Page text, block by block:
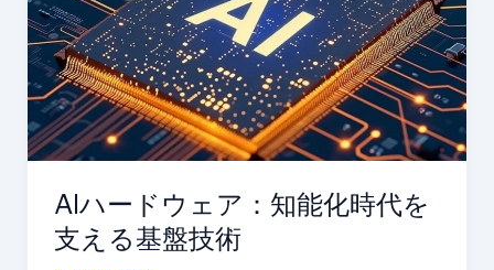
AIハードウェア：知能化時代を
支える基盤技術
ド
ウ
ェ
ア：
知
能
時
代
を